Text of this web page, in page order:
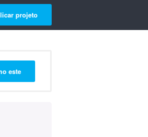
projeto
este